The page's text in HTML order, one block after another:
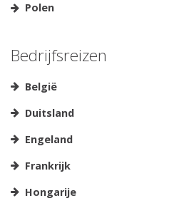
Polen
Bedrijfsreizen
België
Duitsland
Engeland
Frankrijk
Hongarije